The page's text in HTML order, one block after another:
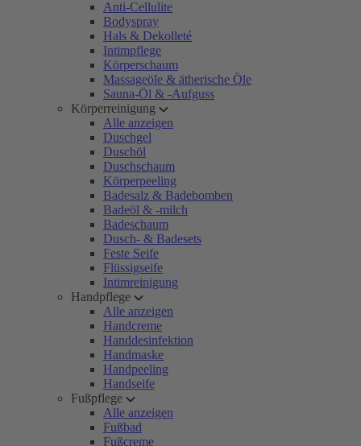
Anti-Cellulite
Bodyspray
Hals & Dekolleté
Intimpflege
Körperschaum
Massageöle & ätherische Öle
Sauna-Öl & -Aufguss
Körperreinigung
Alle anzeigen
Duschgel
Duschöl
Duschschaum
Körperpeeling
Badesalz & Badebomben
Badeöl & -milch
Badeschaum
Dusch- & Badesets
Feste Seife
Flüssigseife
Intimreinigung
Handpflege
Alle anzeigen
Handcreme
Handdesinfektion
Handmaske
Handpeeling
Handseife
Fußpflege
Alle anzeigen
Fußbad
Fußcreme